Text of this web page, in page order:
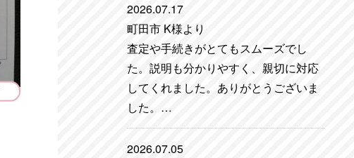
2026.07.17
町田市 K様より
査定や手続きがとてもスムーズでし
た。説明も分かりやすく、親切に対応
してくれました。ありがとうございま
した。…
2026.07.05